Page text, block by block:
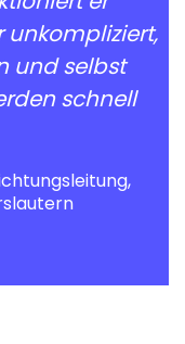
unkompliziert,
und selbst
schnell